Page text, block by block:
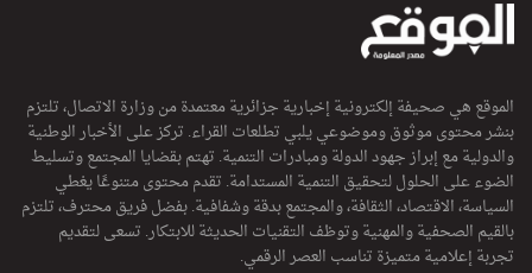
الموقع هي صحيفة إلكترونية إخبارية جزائرية معتمدة من وزارة الاتصال، تلتزم
بنشر محتوى موثوق وموضوعي يلبي تطلعات القراء. تركز على الأخبار الوطنية
والدولية مع إبراز جهود الدولة ومبادرات التنمية. تهتم بقضايا المجتمع وتسليط
الضوء على الحلول لتحقيق التنمية المستدامة. تقدم محتوى متنوعًا يغطي
السياسة، الاقتصاد، الثقافة، والمجتمع بدقة وشفافية. بفضل فريق محترف، تلتزم
بالقيم الصحفية والمهنية وتوظف التقنيات الحديثة للابتكار. تسعى لتقديم
تجربة إعلامية متميزة تناسب العصر الرقمي.